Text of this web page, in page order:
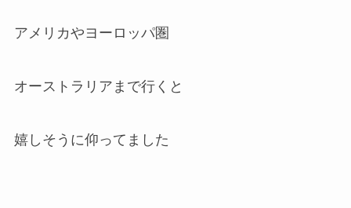
アメリカやヨーロッパ圏
オーストラリアまで行くと
嬉しそうに仰ってました